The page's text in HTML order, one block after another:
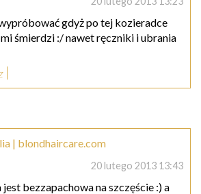
gdyż po tej kozieradce
śmierdzi :/ nawet ręczniki i ubrania
| blondhaircare.com
20 lutego 2013 13:43
jest bezzapachowa na szczęście :) a